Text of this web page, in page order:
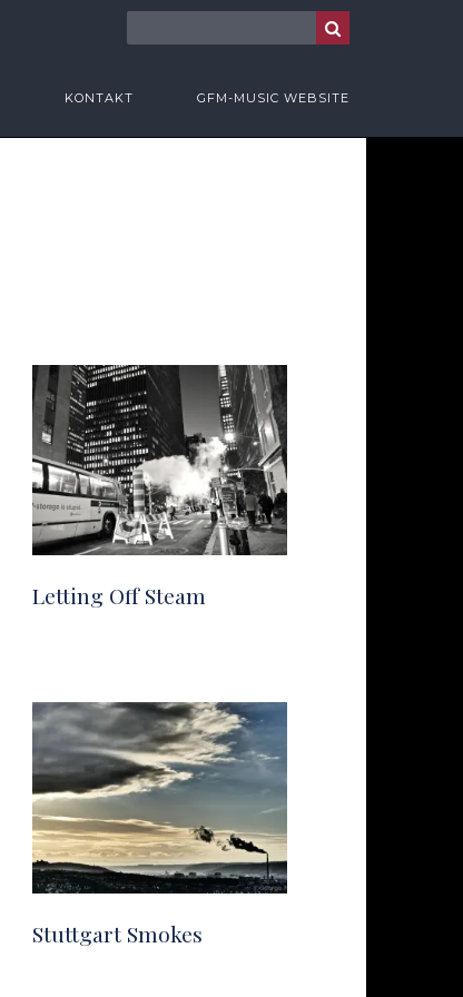
KONTAKT GFM-MUSIC WEBSITE
Letting Off Steam
Stuttgart Smokes